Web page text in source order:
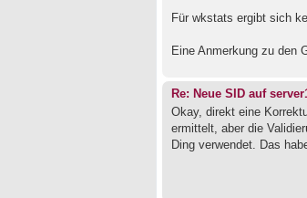
Für wkstats ergibt sich
Eine Anmerkung zu den
Re: Neue SID auf
Okay, direkt eine
ermittelt, aber die
Ding verwendet. Das